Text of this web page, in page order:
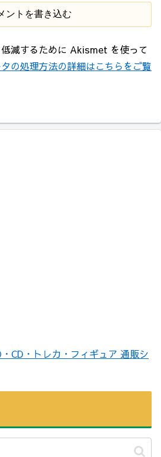
ントを書き込む
減するために Akismet を使って
の処理方法の詳細はこちらをご覧